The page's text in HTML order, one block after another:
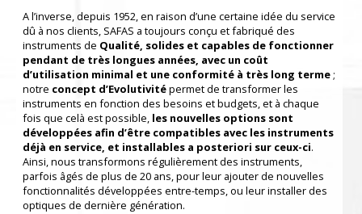
A l’inverse, depuis 1952, en raison d’une certaine idée du service
dû à nos clients, SAFAS a toujours conçu et fabriqué des
instruments de Qualité, solides et capables de fonctionner
pendant de très longues années, avec un coût
d’utilisation minimal et une conformité à très long terme;
notre concept d’Evolutivitépermet de transformer les
instruments en fonction des besoins et budgets, et à chaque
fois que celà est possible, les nouvelles options sont
développées afin d’être compatibles avec les instruments
déjà en service, et installables a posteriori sur ceux-ci.
Ainsi, nous transformons régulièrement des instruments,
parfois âgés de plus de 20 ans, pour leur ajouter de nouvelles
fonctionnalités développées entre-temps, ou leur installer des
optiques de dernière génération.